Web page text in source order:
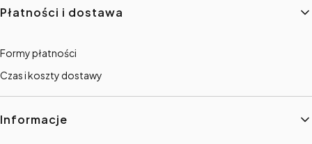
Płatności i dostawa
Formy płatności
Czas i koszty dostawy
Informacje